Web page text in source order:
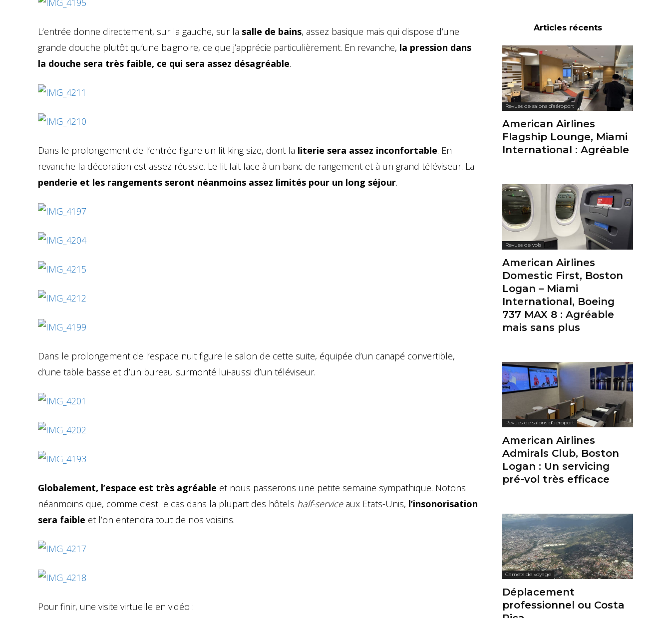
L’entrée donne directement, sur la gauche, sur la salle de bains, assez basique mais qui dispose d’une
grande douche plutôt qu’une baignoire, ce que j’apprécie particulièrement. En revanche, la pression dans
la douche sera très faible, ce qui sera assez désagréable.
Dans le prolongement de l’entrée figure un lit king size, dont la literie sera assez inconfortable. En
revanche la décoration est assez réussie. Le lit fait face à un banc de rangement et à un grand téléviseur. La
penderie et les rangements seront néanmoins assez limités pour un long séjour.
Dans le prolongement de l’espace nuit figure le salon de cette suite, équipée d’un canapé convertible,
d’une table basse et d’un bureau surmonté lui-aussi d’un téléviseur.
Globalement, l’espace est très agréable et nous passerons une petite semaine sympathique. Notons
néanmoins que, comme c’est le cas dans la plupart des hôtels half-serviceaux Etats-Unis, l’insonorisation
sera faible et l’on entendra tout de nos voisins.
Pour finir, une visite virtuelle en vidéo :
Articles récents
Revues de salons d'aéroport
American Airlines
Flagship Lounge, Miami
International : Agréable
Revues de vols
American Airlines
Domestic First, Boston
Logan – Miami
International, Boeing
737 MAX 8 : Agréable
mais sans plus
Revues de salons d'aéroport
American Airlines
Admirals Club, Boston
Logan : Un servicing
pré-vol très efficace
Carnets de voyage
Déplacement
professionnel ou Costa